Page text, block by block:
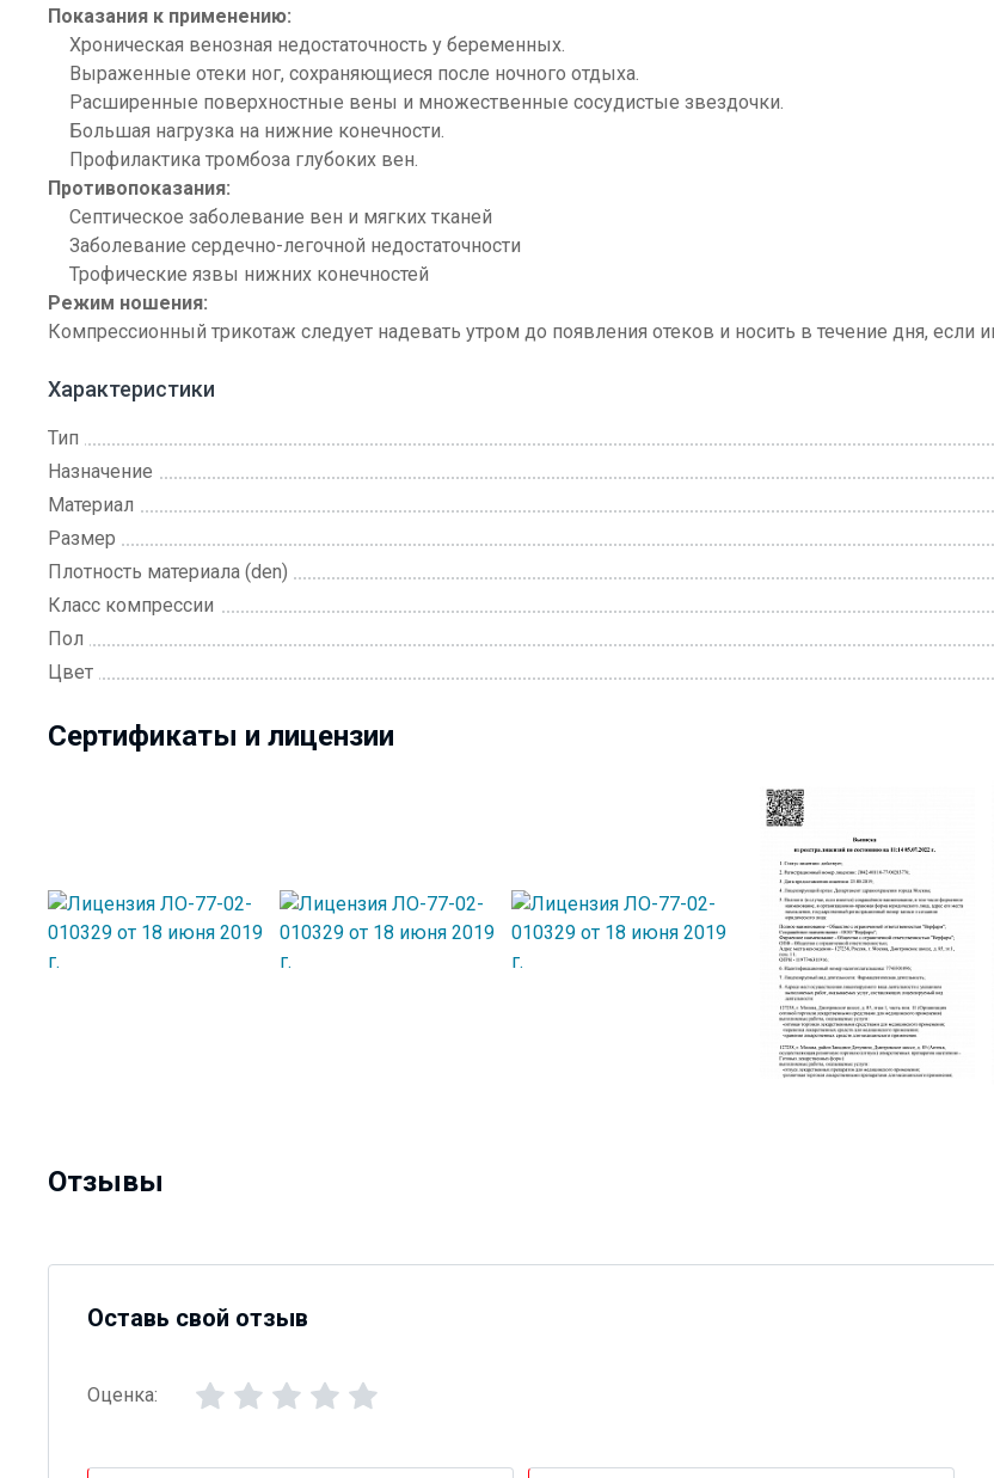
Показания к применению:
Хроническая венозная недостаточность у беременных.
Выраженные отеки ног, сохраняющиеся после ночного отдыха.
Расширенные поверхностные вены и множественные сосудистые звездочки.
Большая нагрузка на нижние конечности.
Профилактика тромбоза глубоких вен.
Противопоказания:
Септическое заболевание вен и мягких тканей
Заболевание сердечно-легочной недостаточности
Трофические язвы нижних конечностей
Режим ношения:
Компрессионный трикотаж следует надевать утром до появления отеков и носить в течение дня, если
Характеристики
Тип
Назначение
Материал
Размер
Плотность материала (den)
Класс компрессии
Пол
Цвет
Сертификаты и лицензии
Отзывы
Оставь свой отзыв
Оценка: